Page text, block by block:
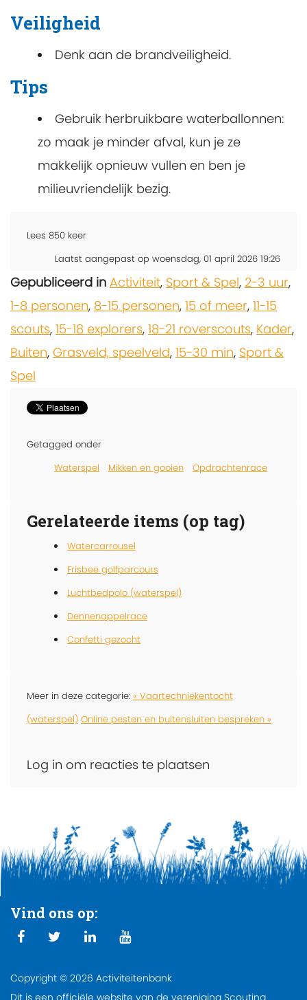
Veiligheid
Denk aan de brandveiligheid.
Tips
Gebruik herbruikbare waterballonnen:
zo maak je minder afval, kun je ze
makkelijk opnieuw vullen en ben je
milieuvriendelijk bezig.
Lees 850 keer
Laatst aangepast op woensdag, 01 april 2026 19:26
Gepubliceerd in Activiteit, Sport & Spel, 2-3 uur,
1-8 personen, 8-15 personen, 15 of meer, 11-15
scouts, 15-18 explorers, 18-21 roverscouts, Kader,
Buiten, Grasveld, speelveld, 15-30 min, Sport &
Spel
Getagged onder
Waterspel
Mikken en gooien Opdrachtenrace
Gerelateerde items (op tag)
Watercarrousel
Frisbee golfparcours
Luchtbedpolo (waterspel)
Dennenappelrace
Confetti gezocht
Meer in deze categorie: « Vaartechniekentocht
(waterspel) Online pesten en buitensluiten bespreken »
Log in om reacties te plaatsen
Vind ons op:
Copyright © 2026 Activiteitenbank
Dit is een officiële website van de vereniging Scouting